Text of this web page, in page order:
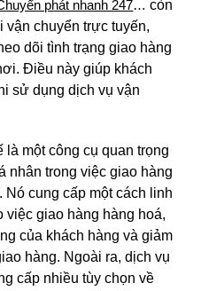
phát nhanh 247… còn
vận chuyển trực tuyến,
dõi tình trạng giao hàng
Điều này giúp khách
sử dụng dịch vụ vận
là một công cụ quan trọng
nhân trong việc giao hàng
Nó cung cấp một cách linh
việc giao hàng hàng hoá,
của khách hàng và giảm
hàng. Ngoài ra, dịch vụ
cấp nhiều tùy chọn về